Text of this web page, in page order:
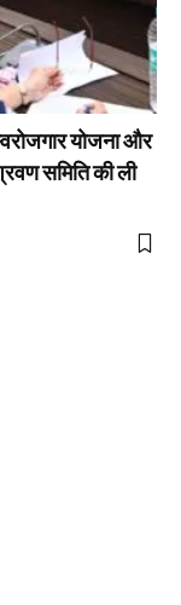
योजना और
समिति की ली